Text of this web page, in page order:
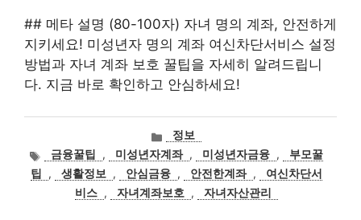
## 메타 설명 (80-100자) 자녀 명의 계좌, 안전하게
지키세요! 미성년자 명의 계좌 여신차단서비스 설정
방법과 자녀 계좌 보호 꿀팁을 자세히 알려드립니
다. 지금 바로 확인하고 안심하세요!
카
테
고
리
정보
태금융꿀팁 , 미성년자계좌 , 미성년자금융 ,
부모꿀
팁
, 생활정보 , 안심금융 , 안전한계좌 ,
여신차단서
비스 , 자녀계좌보호 , 자녀자산관리